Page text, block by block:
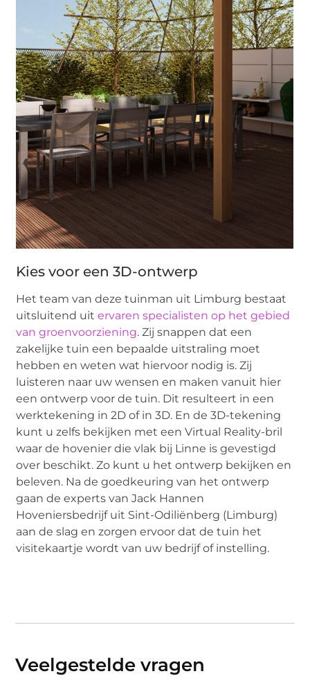
Kies voor een 3D-ontwerp
Het team van deze tuinman uit Limburg bestaat
uitsluitend uitervaren specialisten op het gebied
van groenvoorziening. Zij snappen dat een
zakelijke tuin een bepaalde uitstraling moet
hebben en weten wat hiervoor nodig is. Zij
luisteren naar uw wensen en maken vanuit hier
een ontwerp voor de tuin. Dit resulteert in een
werktekening in 2D of in 3D. En de 3D-tekening
kunt u zelfs bekijken met een Virtual Reality-bril
waar de hovenier die vlak bij Linne is gevestigd
over beschikt. Zo kunt u het ontwerp bekijken en
beleven. Na de goedkeuring van het ontwerp
gaan de experts van Jack Hannen
Hoveniersbedrijf uit Sint-Odiliënberg (Limburg)
aan de slag en zorgen ervoor dat de tuin het
visitekaartje wordt van uw bedrijf of instelling.
Veelgestelde vragen